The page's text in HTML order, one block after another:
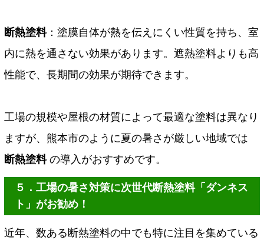
断熱塗料：塗膜自体が熱を伝えにくい性質を持ち、室
内に熱を通さない効果があります。遮熱塗料よりも高
性能で、長期間の効果が期待できます。
工場の規模や屋根の材質によって最適な塗料は異なり
ますが、熊本市のように夏の暑さが厳しい地域では
断熱塗料の導入がおすすめです。
５．工場の暑さ対策に次世代断熱塗料「ダンネス
ト」がお勧め！
近年、数ある断熱塗料の中でも特に注目を集めている